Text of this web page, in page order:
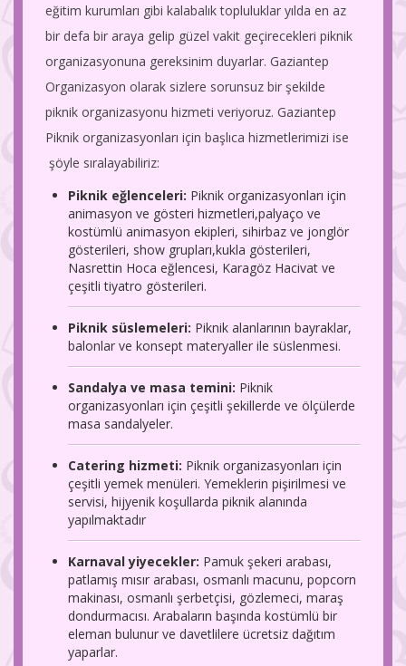
eğitim kurumları gibi kalabalık topluluklar yılda en az
bir defa bir araya gelip güzel vakit geçirecekleri piknik
organizasyonuna gereksinim duyarlar. Gaziantep
Organizasyon olarak sizlere sorunsuz bir şekilde
piknik organizasyonu hizmeti veriyoruz. Gaziantep
Piknik organizasyonları için başlıca hizmetlerimizi ise
şöyle sıralayabiliriz:
Piknik eğlenceleri: Piknik organizasyonları için
animasyon ve gösteri hizmetleri,palyaço ve
kostümlü animasyon ekipleri, sihirbaz ve jonglör
gösterileri, show grupları,kukla gösterileri,
Nasrettin Hoca eğlencesi, Karagöz Hacivat ve
çeşitli tiyatro gösterileri.
Piknik süslemeleri: Piknik alanlarının bayraklar,
balonlar ve konsept materyaller ile süslenmesi.
Sandalya ve masa temini: Piknik
organizasyonları için çeşitli şekillerde ve ölçülerde
masa sandalyeler.
Catering hizmeti: Piknik organizasyonları için
çeşitli yemek menüleri. Yemeklerin pişirilmesi ve
servisi, hijyenik koşullarda piknik alanında
yapılmaktadır
Karnaval yiyecekler: Pamuk şekeri arabası,
patlamış mısır arabası, osmanlı macunu, popcorn
makinası, osmanlı şerbetçisi, gözlemeci, maraş
dondurmacısı. Arabaların başında kostümlü bir
eleman bulunur ve davetlilere ücretsiz dağıtım
yaparlar.